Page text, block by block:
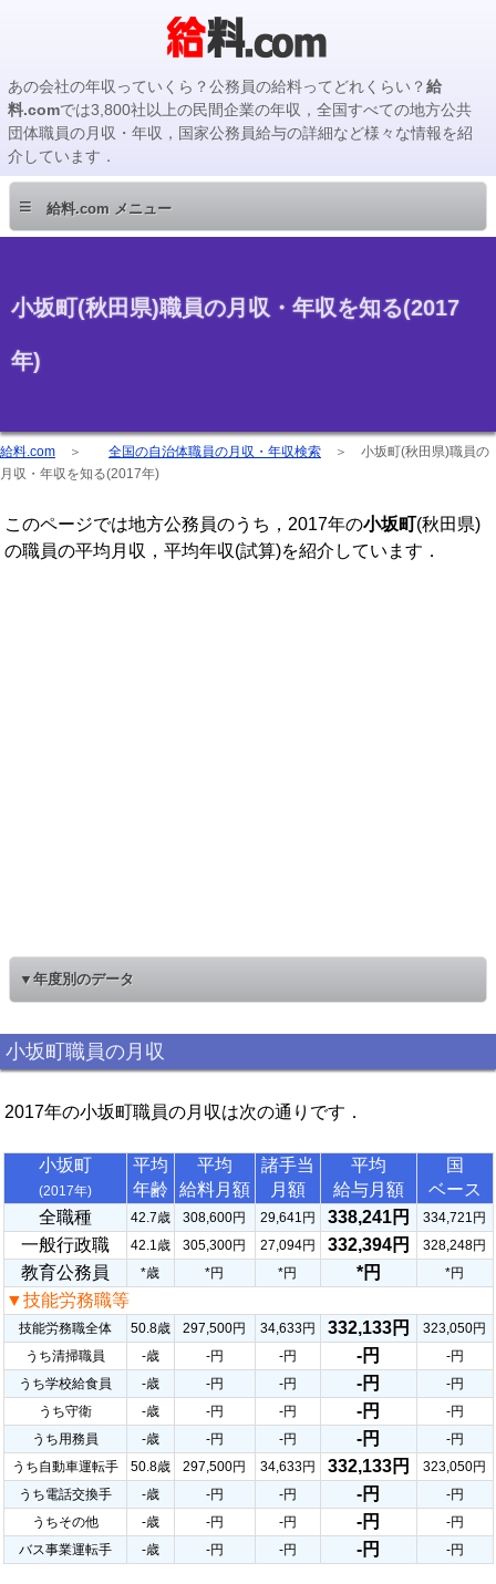
あの会社の年収っていくら？公務員の給料ってどれくらい？給
料.comでは3,800社以上の民間企業の年収，全国すべての地方公共
団体職員の月収・年収，国家公務員給与の詳細など様々な情報を紹
介しています．
≡ 給料.com メニュー
小坂町(秋田県)職員の月収・年収を知る(2017
年)
給料.com ＞ 全国の自治体職員の月収・年収検索 ＞ 小坂町(秋田県)職員の
月収・年収を知る(2017年)
このページでは地方公務員のうち，2017年の小坂町(秋田県)
の職員の平均月収，平均年収(試算)を紹介しています．
▼年度別のデータ
小坂町職員の月収
2017年の小坂町職員の月収は次の通りです．
小坂町
(2017年)
平均
年齢
平均
給料月額
諸手当
月額
平均
給与月額
国
ベース
全職種
42.7歳 308,600円 29,641円 338,241円 334,721円
一般行政職 42.1歳 305,300円 27,094円 332,394円 328,248円
教育公務員 *歳 *円 *円 *円 *円
▼技能労務職等
技能労務職全体 50.8歳 297,500円 34,633円 332,133円
323,050円
うち清掃職員
-歳 -円 -円 -円
-円
うち学校給食員
-歳 -円 -円 -円
-円
うち守衛
-歳 -円 -円 -円
-円
うち用務員
-歳 -円 -円 -円
-円
うち自動車運転手
50.8歳 297,500円 34,633円 332,133円
323,050円
うち電話交換手
-歳 -円 -円 -円
-円
うちその他
-歳 -円 -円 -円
-円
バス事業運転手
-歳 -円 -円 -円 -円